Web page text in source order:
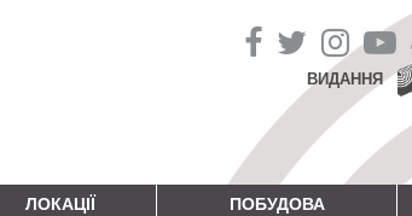
ВИДАННЯ
ЛОКАЦІЇ ПОБУДОВА